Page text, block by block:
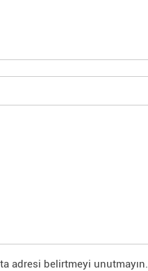
adresi belirtmeyi unutmayın.